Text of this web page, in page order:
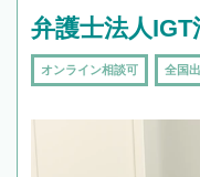
弁護士法人
オンライン相談可 全国